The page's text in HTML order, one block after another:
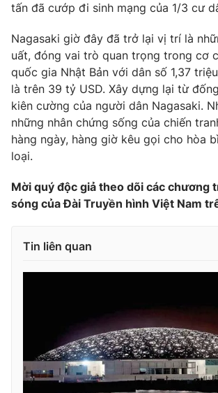
Tư vấn
Chuyên mục khác
Emagazine Podcast
Photo
Video Shorts
VTV Money VTV Thể
VTV8
Liên hệ tòa soạn English
tấn đã cướp đi sinh mạng của 1/3 cư
Nagasaki giờ đây đã trở lại vị trí là
uất, đóng vai trò quan trọng trong cơ
quốc gia Nhật Bản với dân số 1,37
là trên 39 tỷ USD. Xây dựng lại từ
kiên cường của người dân Nagasaki.
những nhân chứng sống của chiến
hàng ngày, hàng giờ kêu gọi cho hòa
loại.
Mời quý độc giả theo dõi các chương
sóng của Đài Truyền hình Việt Nam
Tin liên quan